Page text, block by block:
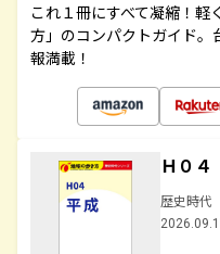
これ１冊にすべて凝縮！
方」のコンパクトガイド。
報満載！
Ｈ０
歴史時代